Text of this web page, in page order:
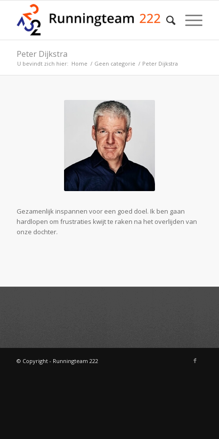
Peter Dijkstra
U bevindt zich hier: Home / Geen categorie / Peter Dijkstra
Gezamenlijk inspannen voor een goed doel. Ik ben gaan
hardlopen om frustraties kwijt te raken na het overlijden van
onze dochter.
© Copyright - Runningteam 222